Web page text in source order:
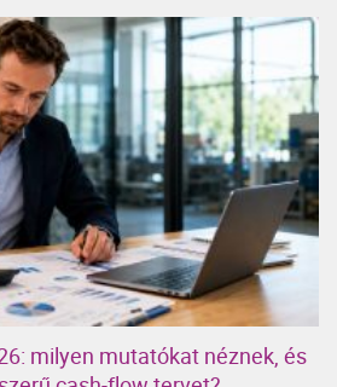
milyen mutatókat néznek, és